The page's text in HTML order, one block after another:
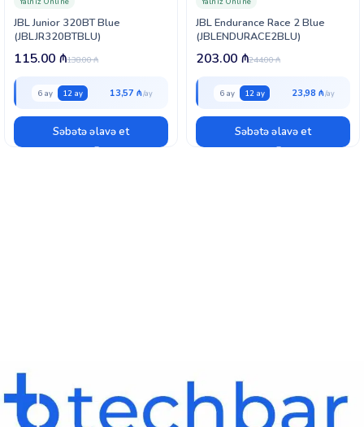
JBL Junior 320BT Blue
(JBLJR320BTBLU)
138.00₼
115.00 ₼
6 ay 12 ay 13,57 ₼
Səbətə əlavə et
JBL Endurance Race 2 Blue
(JBLENDURACE2BLU)
244.00₼
203.00 ₼
6 ay 12 ay 23,98 ₼
Səbətə əlavə et